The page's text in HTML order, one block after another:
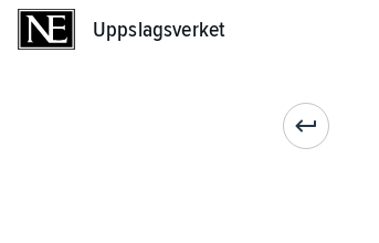
Uppslagsverket